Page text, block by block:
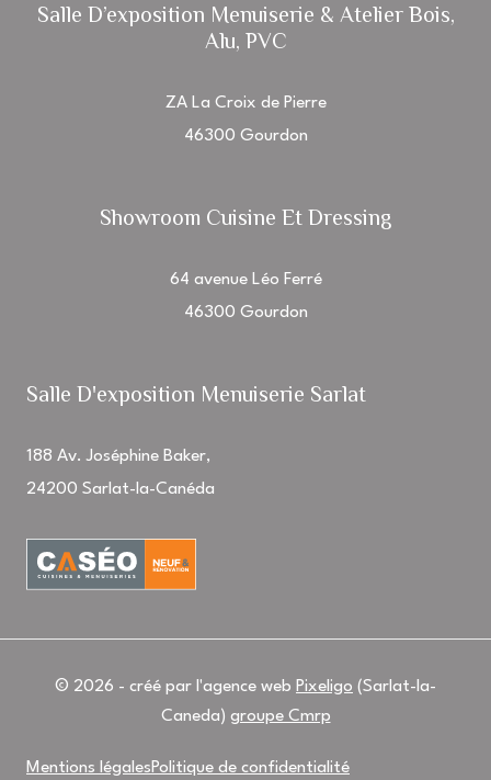
Salle D’exposition Menuiserie & Atelier Bois,
Alu, PVC
ZA La Croix de Pierre
46300 Gourdon
Showroom Cuisine Et Dressing
64 avenue Léo Ferré
46300 Gourdon
Salle D'exposition Menuiserie Sarlat
188 Av. Joséphine Baker,
24200 Sarlat-la-Canéda
© 2026 - créé par l'agence web Pixeligo (Sarlat-la-
Caneda) groupe Cmrp
Mentions légalesPolitique de confidentialité